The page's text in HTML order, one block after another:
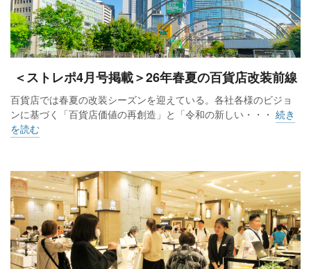
＜ストレポ4月号掲載＞26年春夏の百貨店改装前線
百貨店では春夏の改装シーズンを迎えている。各社各様のビジョ
ンに基づく「百貨店価値の再創造」と「令和の新しい・・・ 続き
を読む